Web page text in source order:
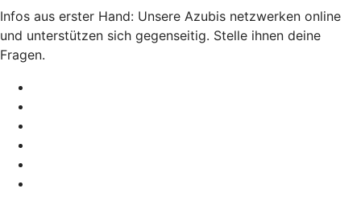
Infos aus erster Hand: Unsere Azubis netzwerken online
und unterstützen sich gegenseitig. Stelle ihnen deine
Fragen.